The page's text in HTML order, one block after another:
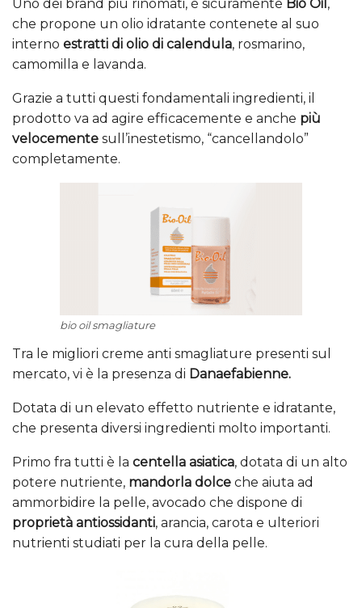
Uno dei brand più rinomati, è sicuramente Bio Oil ,
che propone un olio idratante contenete al suo
interno estratti di olio di calendula, rosmarino,
camomilla e lavanda.
Grazie a tutti questi fondamentali ingredienti, il
prodotto va ad agire efficacemente e anche più
velocemente sull’inestetismo, “cancellandolo”
completamente.
bio oil smagliature
Tra le migliori creme anti smagliature presenti sul
mercato, vi è la presenza di Danaefabienne.
Dotata di un elevato effetto nutriente e idratante,
che presenta diversi ingredienti molto importanti.
Primo fra tutti è la centella asiatica, dotata di un alto
potere nutriente, mandorla dolce che aiuta ad
ammorbidire la pelle, avocado che dispone di
proprietà antiossidanti, arancia, carota e ulteriori
nutrienti studiati per la cura della pelle.